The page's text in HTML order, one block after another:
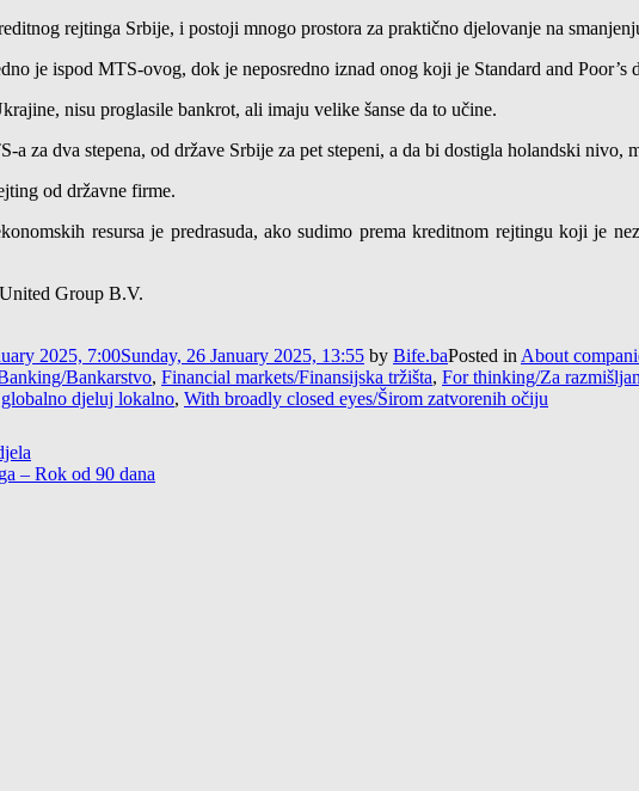
rejtinga Srbije, i postoji mnogo prostora za praktično djelovanje na
je ispod MTS-ovog, dok je neposredno iznad onog koji je Standard and
nisu proglasile bankrot, ali imaju velike šanse da to učine.
za dva stepena, od države Srbije za pet stepeni, a da bi dostigla holandski nivo,
od državne firme.
resursa je predrasuda, ako sudimo prema kreditnom rejtingu koji je
Group B.V.
2025, 7:00Sunday, 26 January 2025, 13:55 by Bife.baPosted in About
Bankarstvo, Financial markets/Finansijska tržišta, For thinking/Za
djeluj lokalno, With broadly closed eyes/Širom zatvorenih očiju
– Rok od 90 dana